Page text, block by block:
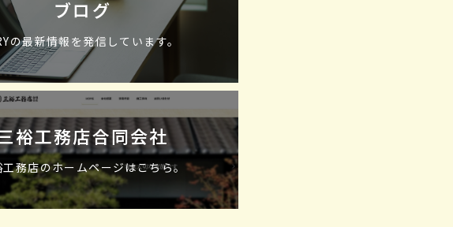
ブログ
の最新情報を発信しています。
裕工務店合同会社
務店のホームページはこちら。